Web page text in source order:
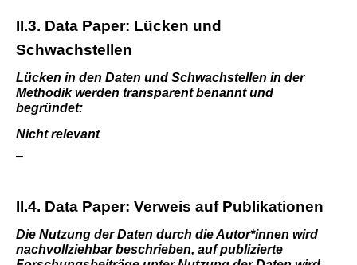
II.3. Data Paper: Lücken und
Schwachstellen
Lücken in den Daten und Schwachstellen in der
Methodik werden transparent benannt und
begründet:
Nicht relevant
–
II.4. Data Paper: Verweis auf Publikationen
Die Nutzung der Daten durch die Autor*innen wird
nachvollziehbar beschrieben, auf publizierte